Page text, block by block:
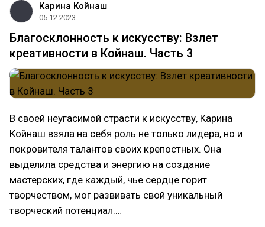
Карина Койнаш
05.12.2023
Благосклонность к искусству: Взлет
креативности в Койнаш. Часть 3
В своей неугасимой страсти к искусству, Карина
Койнаш взяла на себя роль не только лидера, но и
покровителя талантов своих крепостных. Она
выделила средства и энергию на создание
мастерских, где каждый, чье сердце горит
творчеством, мог развивать свой уникальный
творческий потенциал.…